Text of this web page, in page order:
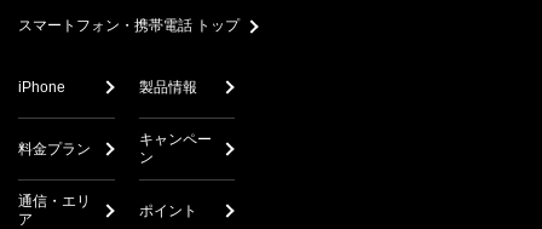
スマートフォン・携帯電話 トップ
iPhone 製品情報
料金プラン
キャンペー
ン
通信・エリ
ア
ポイント